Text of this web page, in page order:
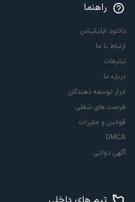
راهنما
دانلود اپلیکیشن
ارتباط با ما
تبلیغات
درباره ما
ابزار توسعه دهندگان
فرصت های شغلی
قوانین و مقررات
DMCA
آگهی دولتی